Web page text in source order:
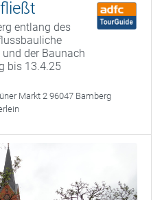
entlang des
der Baunach
bis 13.4.25
Markt 2 96047 Bamberg